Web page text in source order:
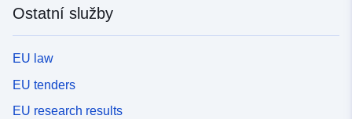
Ostatní služby
EU law
EU tenders
EU research results